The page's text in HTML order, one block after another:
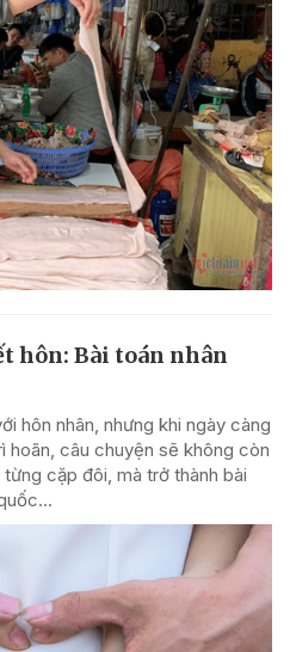
hôn: Bài toán nhân
hôn nhân, nhưng khi ngày càng
hoãn, câu chuyện sẽ không còn
cặp đôi, mà trở thành bài